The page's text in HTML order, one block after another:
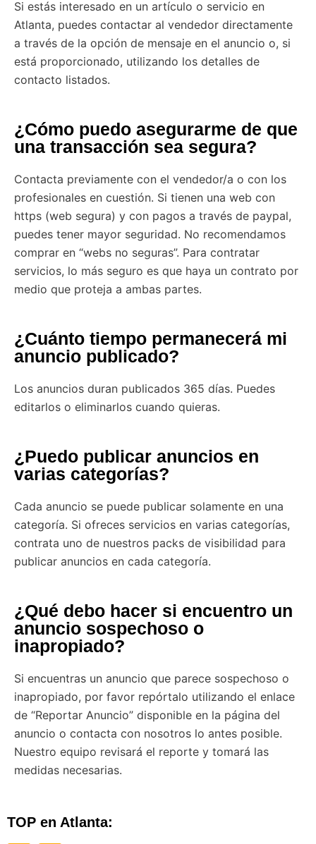
TOP en Atlanta:
Si estás interesado en un artículo o servicio en
Atlanta, puedes contactar al vendedor directamente
a través de la opción de mensaje en el anuncio o, si
está proporcionado, utilizando los detalles de
contacto listados.
¿Cómo puedo asegurarme de que
una transacción sea segura?
Contacta previamente con el vendedor/a o con los
profesionales en cuestión. Si tienen una web con
https (web segura) y con pagos a través de paypal,
puedes tener mayor seguridad. No recomendamos
comprar en “webs no seguras”. Para contratar
servicios, lo más seguro es que haya un contrato por
medio que proteja a ambas partes.
¿Cuánto tiempo permanecerá mi
anuncio publicado?
Los anuncios duran publicados 365 días. Puedes
editarlos o eliminarlos cuando quieras.
¿Puedo publicar anuncios en
varias categorías?
Cada anuncio se puede publicar solamente en una
categoría. Si ofreces servicios en varias categorías,
contrata uno de nuestros packs de visibilidad para
publicar anuncios en cada categoría.
¿Qué debo hacer si encuentro un
anuncio sospechoso o
inapropiado?
Si encuentras un anuncio que parece sospechoso o
inapropiado, por favor repórtalo utilizando el enlace
de “Reportar Anuncio” disponible en la página del
anuncio o contacta con nosotros lo antes posible.
Nuestro equipo revisará el reporte y tomará las
medidas necesarias.